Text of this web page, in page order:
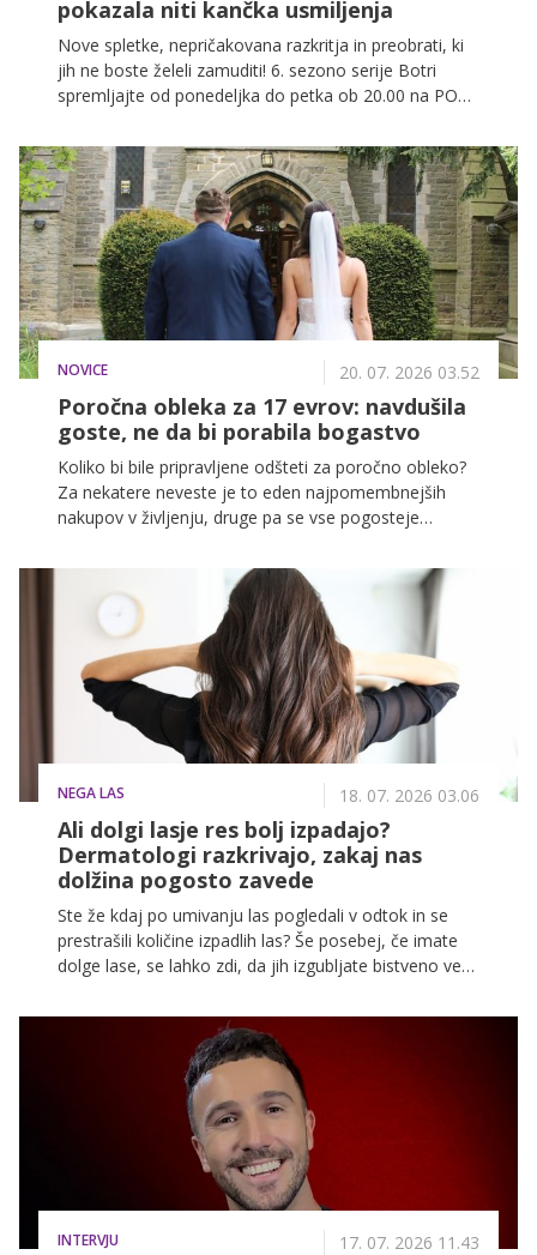
pokazala niti kančka usmiljenja
Nove spletke, nepričakovana razkritja in preobrati, ki
jih ne boste želeli zamuditi! 6. sezono serije Botri
spremljajte od ponedeljka do petka ob 20.00 na POP
epizodi.
NOVICE 20. 07. 2026 03.52
Poročna obleka za 17 evrov: navdušila
goste, ne da bi porabila bogastvo
Koliko bi bile pripravljene odšteti za poročno obleko?
Za nekatere neveste je to eden najpomembnejših
nakupov v življenju, druge pa se vse pogosteje
oblekle le enkrat, nameniti več tisoč evrov.
NEGA LAS 18. 07. 2026 03.06
Ali dolgi lasje res bolj izpadajo?
Dermatologi razkrivajo, zakaj nas
dolžina pogosto zavede
Ste že kdaj po umivanju las pogledali v odtok in se
prestrašili količine izpadlih las? Še posebej, če imate
dolge lase, se lahko zdi, da jih izgubljate bistveno več
dolžina las sama po sebi ne povzroča večjega
INTERVJU 17. 07. 2026 11.43